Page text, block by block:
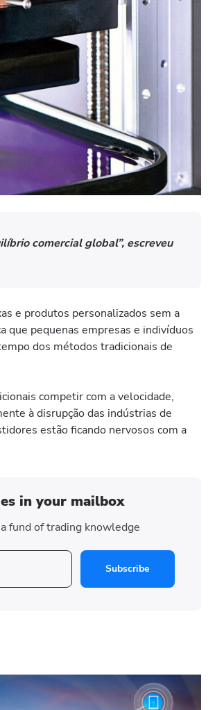
comercial global”, escreveu
e produtos personalizados sem a
que pequenas empresas e indivíduos
dos métodos tradicionais de
competir com a velocidade,
à disrupção das indústrias de
estão ficando nervosos com a
in your mailbox
fund of trading knowledge
Subscribe